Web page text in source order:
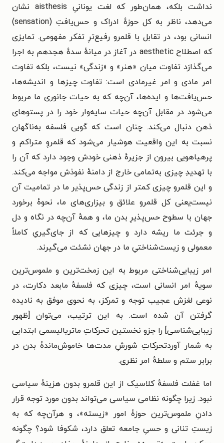
نداشت بلکه، همان‌طور که لغت یونانیِ aisthesis نشان
می‌دهد، ناظر به کل حوزهٔ ادراک و حس‌یافتِ (sensation)
انسانی بود، در تقابل با قلمرو رفیع‌ترِ تفکر مفهومی. تمایزی
که اصطلاح aesthetic در آغاز در میانهٔ سدهٔ هجدهم به اجرا
می‌گذارَد تفاوت میان «هنر» و «زندگی» نیست، بلکه تفاوت
امر مادی و امر غیرمادی است: تفاوت چیزها و اندیشه‌ها،
حس‌یافت‌ها و ایده‌ها، آن‌چه که به حیات جانوری ما مربوط
می‌شود در مقابل آن‌چه حیات سایه‌وار خود را در پستوهای
ذهن دنبال می‌کند. چنان است که گویی فلسفه به‌ناگهان
نسبت به این واقعیت هوشیار می‌شود که قلمروِ متراکم و
پرهیاهویی بیرون از جزیرهٔ ذهنی خودش وجود دارد که آن را
با تهدیدِ چیزی به‌تمامی خارج از دامنهٔ نفوذش مواجه می‌کند.
و این قلمرو چیزی کمتر از زندگی حس‌پذیر ما در تمامیت آن
نیست‌یعنی کل قلمرو علائق و بیزاری‌های ما، نحوهٔ برخورد
جهان با سطوح حس‌پذیرِ بدن ما، و همهٔ آن‌چه در نگاه و دل
و جرئت ما ریشه دارد و چیزهایی که از جای‌گیریِ کاملاً
معمولی و زیست‌شناختیِ ما در جهان نشئت می‌گیرند.
امر زیبایی‌شناختی مربوط به این زمخت‌ترین و ملموس‌ترین
سویهٔ امر انسانی است، چیزی که فلسفهٔ مابعد دکارت، در
نوعی لغزش عجیب توجه و تمرکز، به نحوی موفق به نادیده
گرفتن آن شده است. به این ترتیب، می‌توان [ظهور
زیبایی‌شناسی] را جزو نخستین تحرکاتِ ماتریالیسمی ابتدایی
به شمار آوردتحرکاتِ شورشِ مدت‌ها خاموش‌ماندهٔ بدن در
برابر ستم و سلطهٔ امر نظری.‌
اما غفلت فلسفهٔ کلاسیک از این قلمرو بدون هزینهٔ سیاسی
نبود. زیرا چگونه نظامی سیاسی می‌تواند بدون مورد توجه قرار
دادنِ ملموس‌ترین حوزهٔ امور «زیسته»، و هرآن‌چه که به
زیستِ تنانی و حسیِ جامعه تعلق دارد، شکوفا شود؟ چگونه